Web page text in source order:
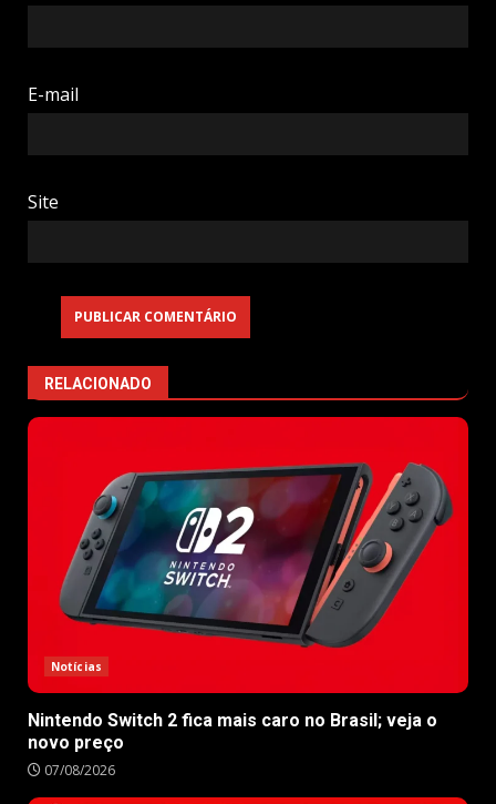
E-mail
Site
RELACIONADO
Notícias
Nintendo Switch 2 fica mais caro no Brasil; veja o
novo preço
07/08/2026